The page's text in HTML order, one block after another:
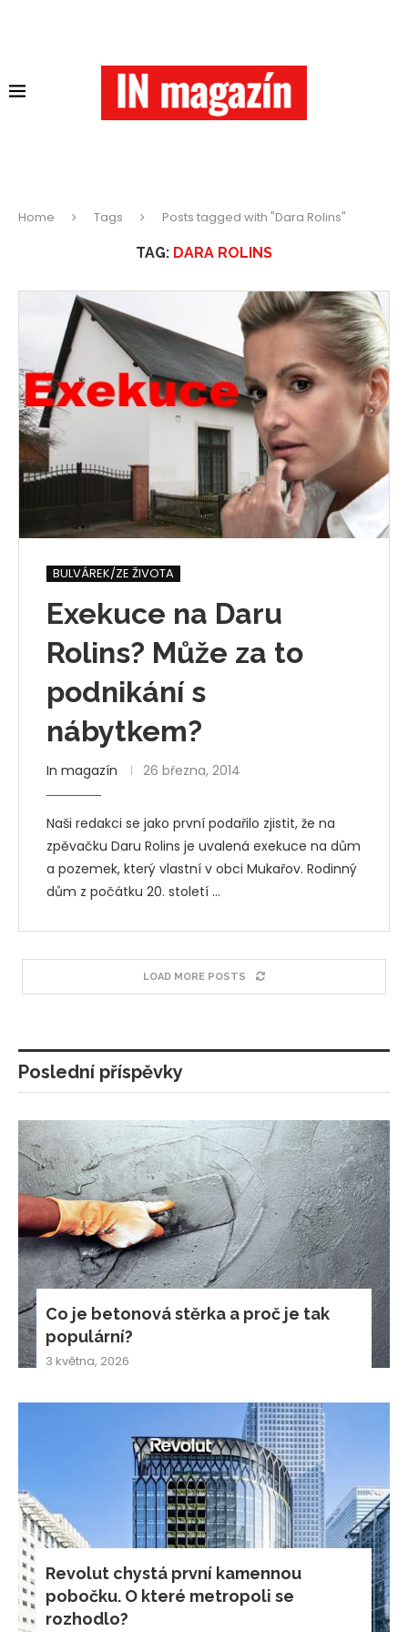
Home Tags Posts tagged with "Dara Rolins"
TAG: DARA ROLINS
BULVÁREK/ZE ŽIVOTA
Exekuce na Daru
Rolins? Může za to
podnikání s
nábytkem?
In magazín 26 března, 2014
Naši redakci se jako první podařilo zjistit, že na
zpěvačku Daru Rolins je uvalená exekuce na dům
a pozemek, který vlastní v obci Mukařov. Rodinný
dům z počátku 20. století …
LOAD MORE POSTS
Poslední příspěvky
Co je betonová stěrka a proč je tak
populární?
3 května, 2026
Revolut chystá první kamennou
pobočku. O které metropoli se
rozhodlo?